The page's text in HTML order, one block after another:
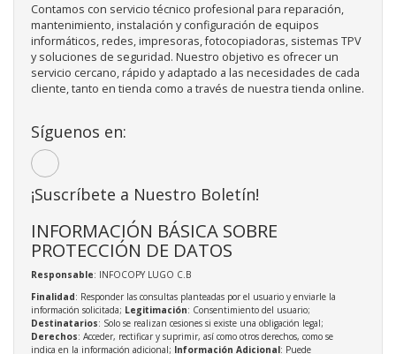
Contamos con servicio técnico profesional para reparación,
mantenimiento, instalación y configuración de equipos
informáticos, redes, impresoras, fotocopiadoras, sistemas TPV
y soluciones de seguridad. Nuestro objetivo es ofrecer un
servicio cercano, rápido y adaptado a las necesidades de cada
cliente, tanto en tienda como a través de nuestra tienda online.
Síguenos en:
¡Suscríbete a Nuestro Boletín!
INFORMACIÓN BÁSICA SOBRE
PROTECCIÓN DE DATOS
Responsable: INFOCOPY LUGO C.B
Finalidad: Responder las consultas planteadas por el usuario y enviarle la
información solicitada; Legitimación: Consentimiento del usuario;
Destinatarios: Solo se realizan cesiones si existe una obligación legal;
Derechos: Acceder, rectificar y suprimir, así como otros derechos, como se
indica en la información adicional; Información Adicional: Puede